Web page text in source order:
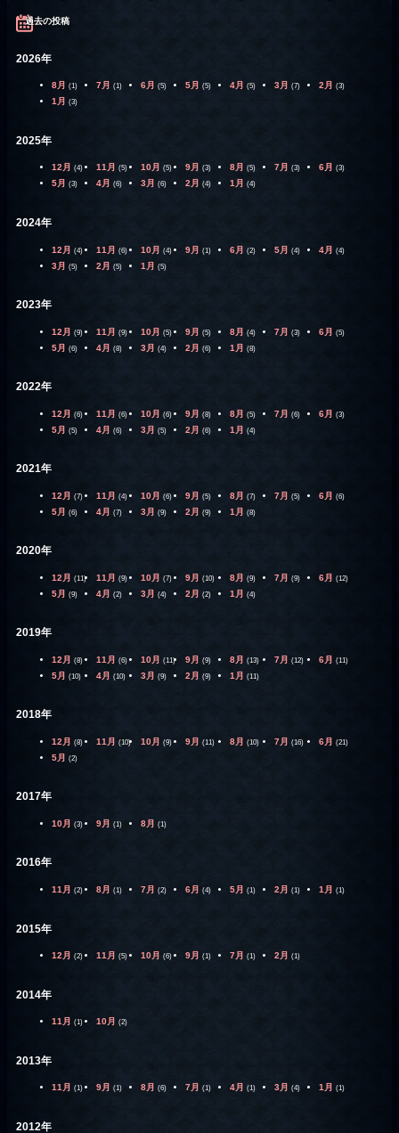
過去の投稿
2026年
8月 (1) 7月 (1) 6月 (5) 5月 (5) 4月 (5) 3月 (7) 2月 (3)
1月 (3)
2025年
12月 (4) 11月 (5) 10月 (5) 9月 (3) 8月 (5) 7月 (3) 6月 (3)
5月 (3) 4月 (6) 3月 (6) 2月 (4) 1月 (4)
2024年
12月 (4) 11月 (6) 10月 (4) 9月 (1) 6月 (2) 5月 (4) 4月 (4)
3月 (5) 2月 (5) 1月 (5)
2023年
12月 (9) 11月 (9) 10月 (5) 9月 (5) 8月 (4) 7月 (3) 6月 (5)
5月 (6) 4月 (8) 3月 (4) 2月 (6) 1月 (8)
2022年
12月 (6) 11月 (6) 10月 (6) 9月 (8) 8月 (5) 7月 (6) 6月 (3)
5月 (5) 4月 (6) 3月 (5) 2月 (6) 1月 (4)
2021年
12月 (7) 11月 (4) 10月 (6) 9月 (5) 8月 (7) 7月 (5) 6月 (6)
5月 (6) 4月 (7) 3月 (9) 2月 (9) 1月 (8)
2020年
12月 (11) 11月 (9) 10月 (7) 9月 (10) 8月 (9) 7月 (9) 6月 (12)
5月 (9) 4月 (2) 3月 (4) 2月 (2) 1月 (4)
2019年
12月 (8) 11月 (6) 10月 (11) 9月 (9) 8月 (13) 7月 (12) 6月 (11)
5月 (10) 4月 (10) 3月 (9) 2月 (9) 1月 (11)
2018年
12月 (8) 11月 (10) 10月 (9) 9月 (11) 8月 (10) 7月 (16) 6月 (21)
5月 (2)
2017年
10月 (3) 9月 (1) 8月 (1)
2016年
11月 (2) 8月 (1) 7月 (2) 6月 (4) 5月 (1) 2月 (1) 1月 (1)
2015年
12月 (2) 11月 (5) 10月 (6) 9月 (1) 7月 (1) 2月 (1)
2014年
11月 (1) 10月 (2)
2013年
11月 (1) 9月 (1) 8月 (6) 7月 (1) 4月 (1) 3月 (4) 1月 (1)
2012年